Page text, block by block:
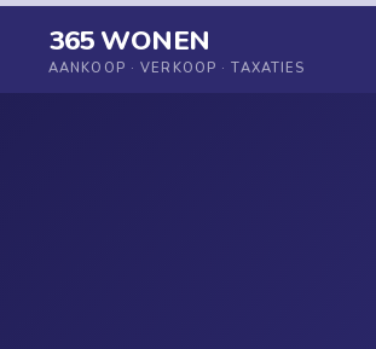
365 WONEN
AANKOOP · VERKOOP · TAXATIES